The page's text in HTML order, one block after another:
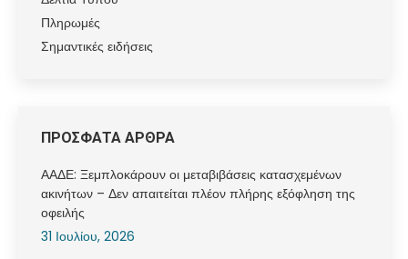
Πληρωμές
Σημαντικές ειδήσεις
ΠΡΟΣΦΑΤΑ ΑΡΘΡΑ
ΑΑΔΕ: Ξεμπλοκάρουν οι μεταβιβάσεις κατασχεμένων
ακινήτων – Δεν απαιτείται πλέον πλήρης εξόφληση της
οφειλής
31 Ιουλίου, 2026